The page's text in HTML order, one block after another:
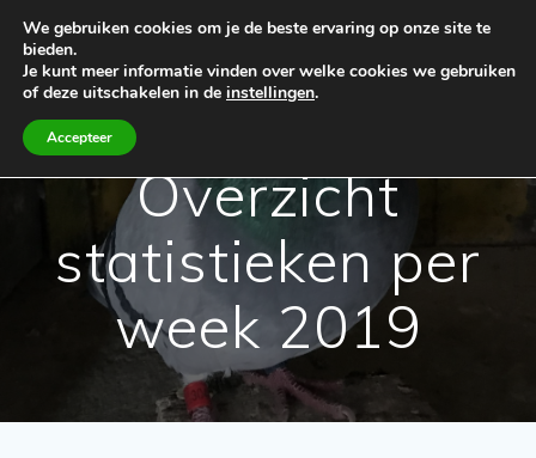
naar
inhoud
Overzicht
statistieken per
week 2019
We gebruiken cookies om je de beste ervaring op onze site te
bieden.
Je kunt meer informatie vinden over welke cookies we gebruiken
of deze uitschakelen in de instellingen.
Accepteer